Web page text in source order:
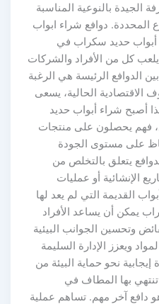
الجيدة بالنوعية المناسبة
المحددة. دوافع شراء ابواب
أبواب حديد سكراب في
كل من الأفراد والشركات
الدوافع الرئيسة هي الرغبة
الحالية، يسعى
أصبح شراء أبواب حديد
فهم يحصلون على منتجات
على مستوى الجودة
يتعلق بالتخلص من
الإنشائية أو عمليات
القديمة التي لم يعد لها
يمكن أن يساعد الأفراد
وتحسين الجوانب البيئية
ويعزز الإدارة السليمة
نحو حماية البيئة من
تنتهي بها المطاف في
دافع آخر مهم. تساهم عملية